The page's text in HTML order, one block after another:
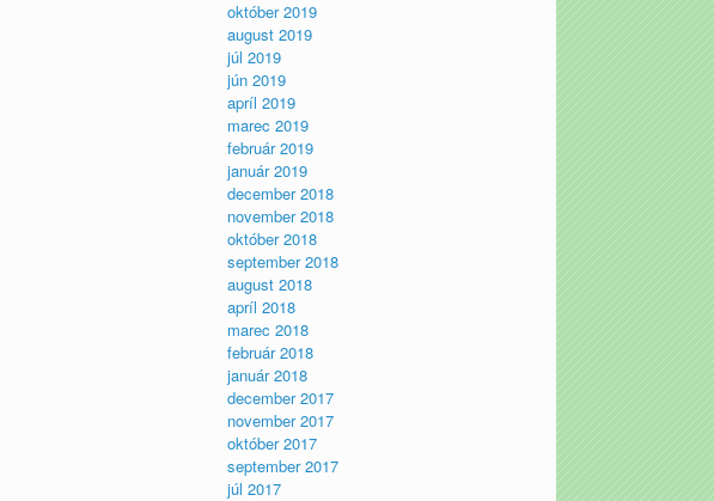
október 2019
august 2019
júl 2019
jún 2019
apríl 2019
marec 2019
február 2019
január 2019
december 2018
november 2018
október 2018
september 2018
august 2018
apríl 2018
marec 2018
február 2018
január 2018
december 2017
november 2017
október 2017
september 2017
júl 2017